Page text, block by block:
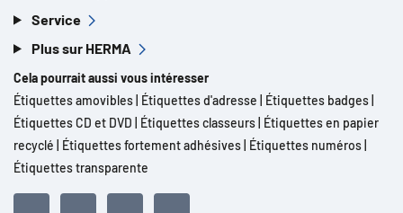
Service
Plus sur HERMA
Cela pourrait aussi vous intéresser
Étiquettes amovibles Étiquettes d'adresse Étiquettes badges
Étiquettes CD et DVD
Étiquettes classeurs Étiquettes en papier
recyclé
Étiquettes fortement adhésives Étiquettes numéros
Étiquettes transparente